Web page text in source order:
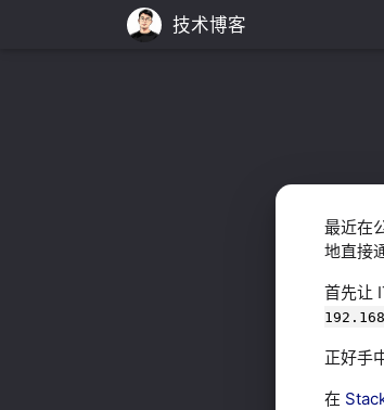
技术博客
最近在
地直接
首先让
正好手
在